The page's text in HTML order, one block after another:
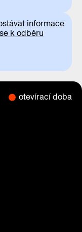
informace
k odběru
otevírací doba